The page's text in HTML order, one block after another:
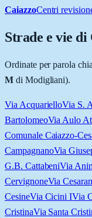
CaiazzoCentri
Strade e vie di
Ordinate per parola
Mdi Modigliani).
Via AcquarielloVia S.
BartolomeoVia Aulo
Comunale Caiazzo-
CampagnanoVia
G.B. CattabeniVia
CervignoneVia
CesineVia Cicini IVia
CristinaVia Santa